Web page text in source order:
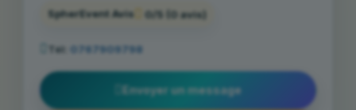
SpherEvent Avis 0/5 (0 avis)
Tél: 0767909798
Envoyer un message